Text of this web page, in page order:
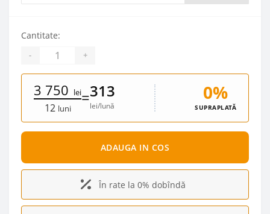
Cantitate:
- +
3 750 lei
12 luni
=313
lei/lună
0%
SUPRAPLATĂ
ADAUGA IN COS
În rate la 0% dobîndă